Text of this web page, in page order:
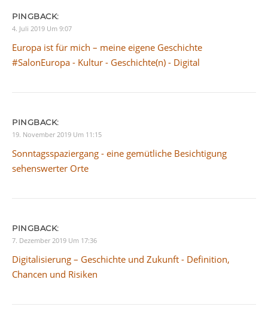
PINGBACK:
4. Juli 2019 Um 9:07
Europa ist für mich – meine eigene Geschichte
#SalonEuropa - Kultur - Geschichte(n) - Digital
PINGBACK:
19. November 2019 Um 11:15
Sonntagsspaziergang - eine gemütliche Besichtigung
sehenswerter Orte
PINGBACK:
7. Dezember 2019 Um 17:36
Digitalisierung – Geschichte und Zukunft - Definition,
Chancen und Risiken